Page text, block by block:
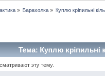
» Барахолка» Куплю кріпильні
Тема: Куплю кріпильні
эту тему.